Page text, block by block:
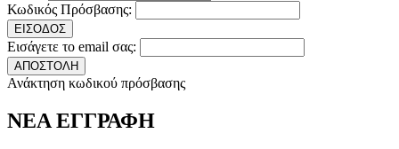
Κωδικός Πρόσβασης:
ΕΙΣΟΔΟΣ
Εισάγετε το email σας:
ΑΠΟΣΤΟΛΗ
Ανάκτηση κωδικού πρόσβασης
ΝΕΑ ΕΓΓΡΑΦΗ